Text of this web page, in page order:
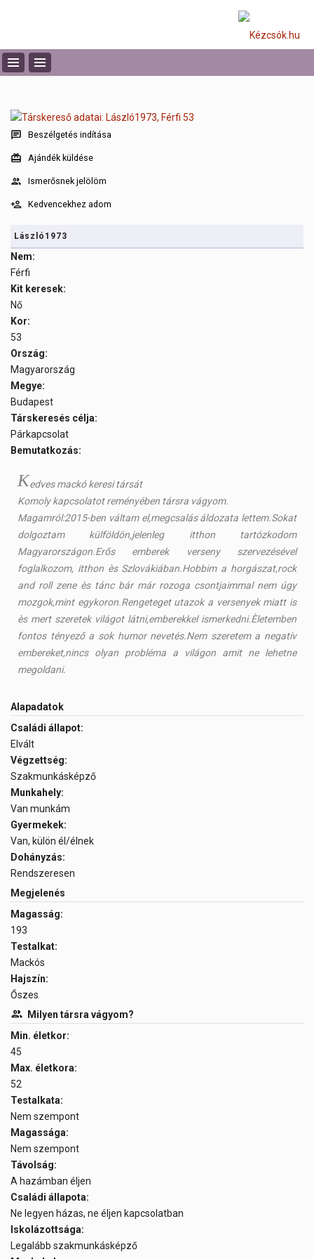
Beszélgetés indítása
Ajándék küldése
Ismerősnek jelölöm
Kedvencekhez adom
László1973
Nem:
Férfi
Kit keresek:
Nő
Kor:
53
Ország:
Magyarország
Megye:
Budapest
Társkeresés célja:
Párkapcsolat
Bemutatkozás:
Kedves mackó keresi társát
Komoly kapcsolatot reményében társra vágyom.
Magamról:2015-ben váltam el,megcsalás áldozata lettem.Sokat
dolgoztam külföldön,jelenleg itthon tartózkodom
Magyarországon.Erős emberek verseny szervezésével
foglalkozom, itthon ès Szlovákiában.Hobbim a horgászat,rock
and roll zene ès tánc bár már rozoga csontjaimmal nem úgy
mozgok,mint egykoron.Rengeteget utazok a versenyek miatt is
ès mert szeretek világot látni,emberekkel ismerkedni.Èletemben
fontos tényező a sok humor nevetés.Nem szeretem a negatív
embereket,nincs olyan probléma a világon amit ne lehetne
megoldani.
Alapadatok
Családi állapot:
Elvált
Végzettség:
Szakmunkásképző
Munkahely:
Van munkám
Gyermekek:
Van, külön él/élnek
Dohányzás:
Rendszeresen
Megjelenés
Magasság:
193
Testalkat:
Mackós
Hajszín:
Őszes
Milyen társra vágyom?
Min. életkor:
45
Max. életkora:
52
Testalkata:
Nem szempont
Magassága:
Nem szempont
Távolság:
A hazámban éljen
Családi állapota:
Ne legyen házas, ne éljen kapcsolatban
Iskolázottsága:
Legalább szakmunkásképző